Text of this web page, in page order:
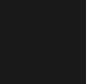
ventana)
ventana)